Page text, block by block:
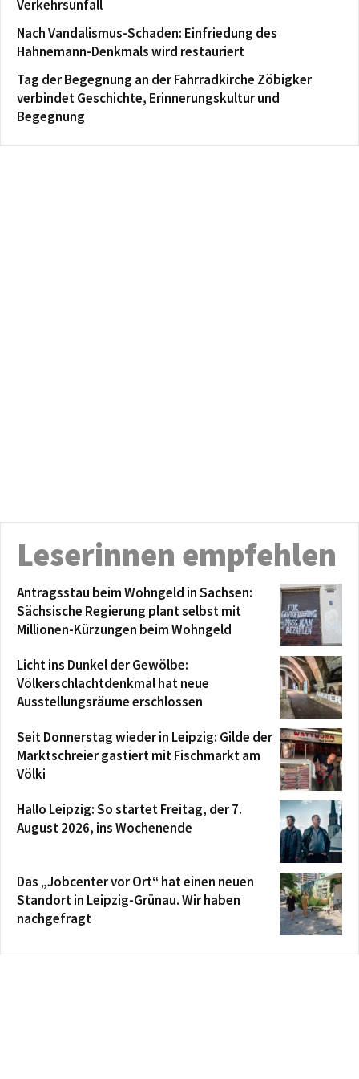
Verkehrsunfall
Nach Vandalismus-Schaden: Einfriedung des
Hahnemann-Denkmals wird restauriert
Tag der Begegnung an der Fahrradkirche Zöbigker
verbindet Geschichte, Erinnerungskultur und
Begegnung
Leserinnen empfehlen
Antragsstau beim Wohngeld in Sachsen:
Sächsische Regierung plant selbst mit
Millionen-Kürzungen beim Wohngeld
Licht ins Dunkel der Gewölbe:
Völkerschlachtdenkmal hat neue
Ausstellungsräume erschlossen
Seit Donnerstag wieder in Leipzig: Gilde der
Marktschreier gastiert mit Fischmarkt am
Völki
Hallo Leipzig: So startet Freitag, der 7.
August 2026, ins Wochenende
Das „Jobcenter vor Ort“ hat einen neuen
Standort in Leipzig-Grünau. Wir haben
nachgefragt